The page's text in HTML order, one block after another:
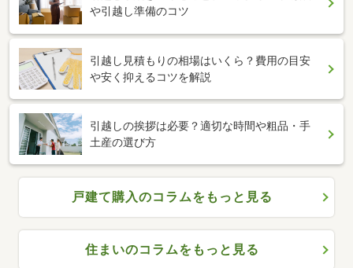
や引越し準備のコツ
引越し見積もりの相場はいくら？費用の目安
や安く抑えるコツを解説
引越しの挨拶は必要？適切な時間や粗品・手
土産の選び方
戸建て購入のコラムをもっと見る
住まいのコラムをもっと見る